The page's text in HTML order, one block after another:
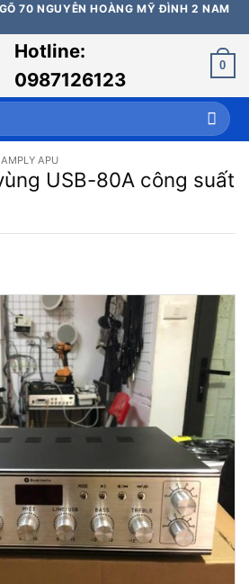
70 NGUYỄN HOÀNG MỸ ĐÌNH 2 NAM
Hotline:
0987126123
0
AMPLY APU
USB-80A công suất